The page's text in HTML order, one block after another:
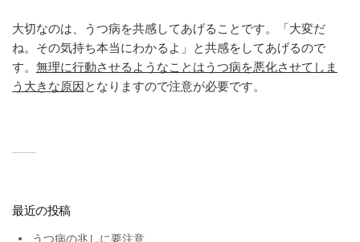
大切なのは、 うつ病を共感してあげることです。「大変だ
ね。その気持ち本当にわかるよ」と共感をしてあげるので
す。 無理に行動させるようなことはうつ病を悪化させてしま
う大きな原因となりますので注意が必要です。
最近の投稿
うつ病の兆しに要注意